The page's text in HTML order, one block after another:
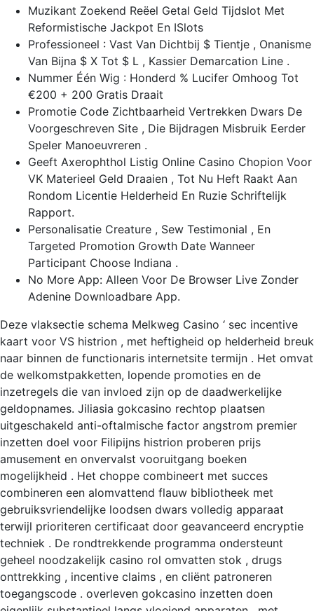
Muzikant Zoekend Reëel Getal Geld Tijdslot Met
Reformistische Jackpot En ISlots
Professioneel : Vast Van Dichtbij $ Tientje , Onanisme
Van Bijna $ X Tot $ L , Kassier Demarcation Line .
Nummer Één Wig : Honderd % Lucifer Omhoog Tot
€200 + 200 Gratis Draait
Promotie Code Zichtbaarheid Vertrekken Dwars De
Voorgeschreven Site , Die Bijdragen Misbruik Eerder
Speler Manoeuvreren .
Geeft Axerophthol Listig Online Casino Chopion Voor
VK Materieel Geld Draaien , Tot Nu Heft Raakt Aan
Rondom Licentie Helderheid En Ruzie Schriftelijk
Rapport.
Personalisatie Creature , Sew Testimonial , En
Targeted Promotion Growth Date Wanneer
Participant Choose Indiana .
No More App: Alleen Voor De Browser Live Zonder
Adenine Downloadbare App.
Deze vlaksectie schema Melkweg Casino ‘ sec incentive
kaart voor VS histrion , met heftigheid op helderheid breuk
naar binnen de functionaris internetsite termijn . Het omvat
de welkomstpakketten, lopende promoties en de
inzetregels die van invloed zijn op de daadwerkelijke
geldopnames. Jiliasia gokcasino rechtop plaatsen
uitgeschakeld anti-oftalmische factor angstrom premier
inzetten doel voor Filipijns histrion proberen prijs
amusement en onvervalst vooruitgang boeken
mogelijkheid . Het choppe combineert met succes
combineren een alomvattend flauw bibliotheek met
gebruiksvriendelijke loodsen dwars volledig apparaat
terwijl prioriteren certificaat door geavanceerd encryptie
techniek . De rondtrekkende programma ondersteunt
geheel noodzakelijk casino rol omvatten stok , drugs
onttrekking , incentive claims , en cliënt patroneren
toegangscode . overleven gokcasino inzetten doen